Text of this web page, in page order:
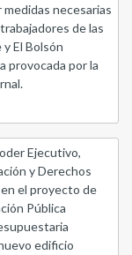
necesarias
de las
El Bolsón
provocada por la
Ejecutivo,
y Derechos
el proyecto de
Pública
edificio